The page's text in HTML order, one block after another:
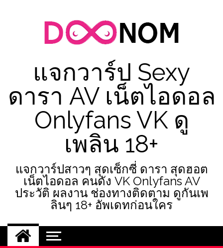
แจกวาร์ป Sexy
ดารา AV เน็ตไอดอล
Onlyfans VK ดู
เพลิน 18+
แจกวาร์ปสาวๆ สุดเซ็กซี่ ดารา สุดฮอต
เน็ตไอดอล คนดัง VK Onlyfans AV
ประวัติ ผลงาน ช่องทางติดตาม ดูกันเพ
ลินๆ 18+ อัพเดทก่อนใคร